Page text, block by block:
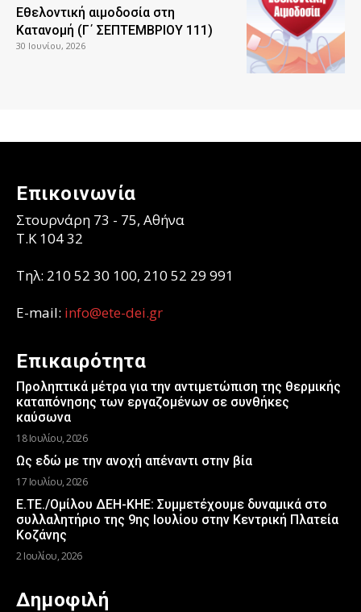
Εθελοντική αιμοδοσία στη
Κατανομή (Γ΄ ΣΕΠΤΕΜΒΡΙΟΥ 111)
30 Ιουνίου, 2026
Επικοινωνία
Στουρνάρη 73 - 75, Αθήνα
T.K 104 32
Τηλ: 210 52 30 100, 210 52 29 991
E-mail: info@ete-dei.gr
Επικαιρότητα
Προληπτικά μέτρα για την αντιμετώπιση της θερμικής
καταπόνησης των εργαζομένων σε συνθήκες
καύσωνα
18 Ιουλίου, 2026
Ως εδώ με την ανοχή απέναντι στην βία
17 Ιουλίου, 2026
Ε.ΤΕ./Ομίλου ΔΕΗ-ΚΗΕ: Συμμετέχουμε δυναμικά στο
συλλαλητήριο της 9ης Ιουλίου στην Κεντρική Πλατεία
Κοζάνης
2 Ιουλίου, 2026
Δημοφιλή